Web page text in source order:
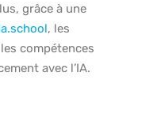
grâce à une
, les
compétences
avec l’IA.